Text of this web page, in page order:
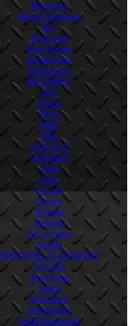
Ragnarok
Range Solutions
RC
Real Avid
Real Hunter
RealHunter
Remington
REXIMEX
RIX
Ruger
RWS
S&B
S&L
SABATTI
Safariland
Saga
Sako
Savage
Savior
Scorpio
Seeland
SG System
Sordin
SPRINFIELD ARMORY
SPUHR
Stag Arms
Stalon
Steambow
Streamlight
Strike Industries